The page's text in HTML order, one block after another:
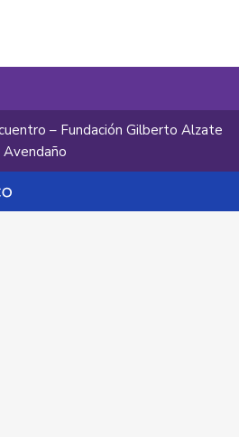
– Fundación Gilberto Alzate
Avendaño